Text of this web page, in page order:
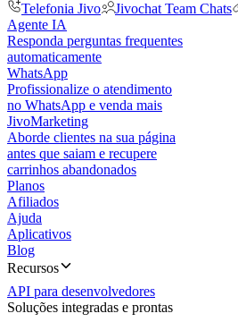
Telefonia Jivo
Jivochat Team Chats
Agente IA
Responda perguntas frequentes
automaticamente
WhatsApp
Profissionalize o atendimento
no WhatsApp e venda mais
JivoMarketing
Aborde clientes na sua página
antes que saiam e recupere
carrinhos abandonados
Planos
Afiliados
Ajuda
Aplicativos
Blog
Recursos
API para desenvolvedores
Soluções integradas e prontas